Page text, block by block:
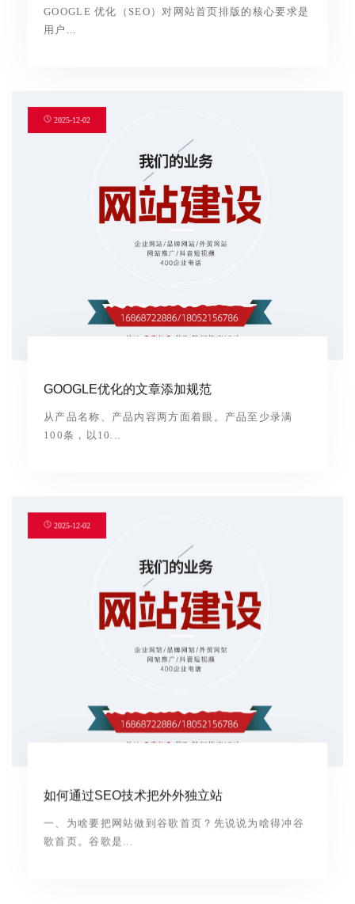
GOOGLE 优化（SEO）对网站首页排版的核心要求是
用户...
2025-12-02
GOOGLE优化的文章添加规范
从产品名称、产品内容两方面着眼。产品至少录满
100条，以10...
2025-12-02
如何通过SEO技术把外外独立站
一、为啥要把网站做到谷歌首页？先说说为啥得冲谷
歌首页。谷歌是...